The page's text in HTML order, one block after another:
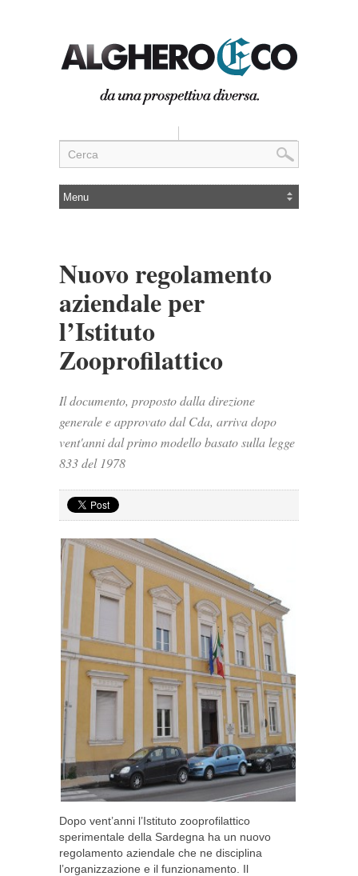
Nuovo regolamento
aziendale per
l’Istituto
Zooprofilattico
Il documento, proposto dalla direzione
generale e approvato dal Cda, arriva dopo
vent'anni dal primo modello basato sulla legge
833 del 1978
Dopo vent’anni l’Istituto zooprofilattico
sperimentale della Sardegna ha un nuovo
regolamento aziendale che ne disciplina
l’organizzazione e il funzionamento. Il